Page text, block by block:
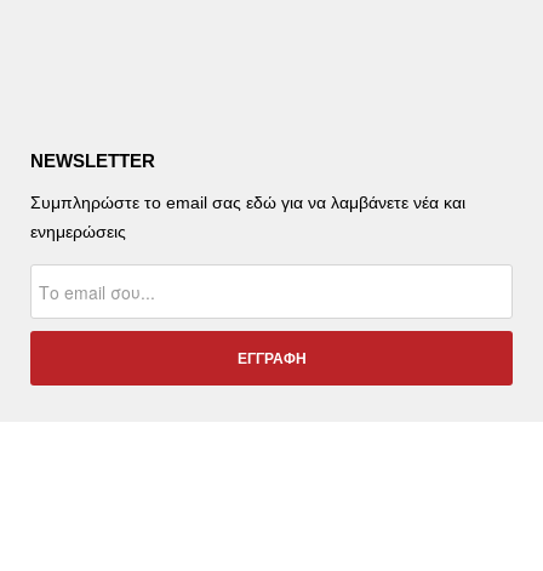
NEWSLETTER
Συμπληρώστε το email σας εδώ για να λαμβάνετε νέα και
ενημερώσεις